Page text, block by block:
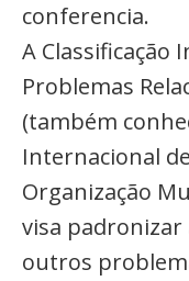
conferencia.
A Classificação
Problemas
(também
Internacional
Organização
visa padronizar
outros